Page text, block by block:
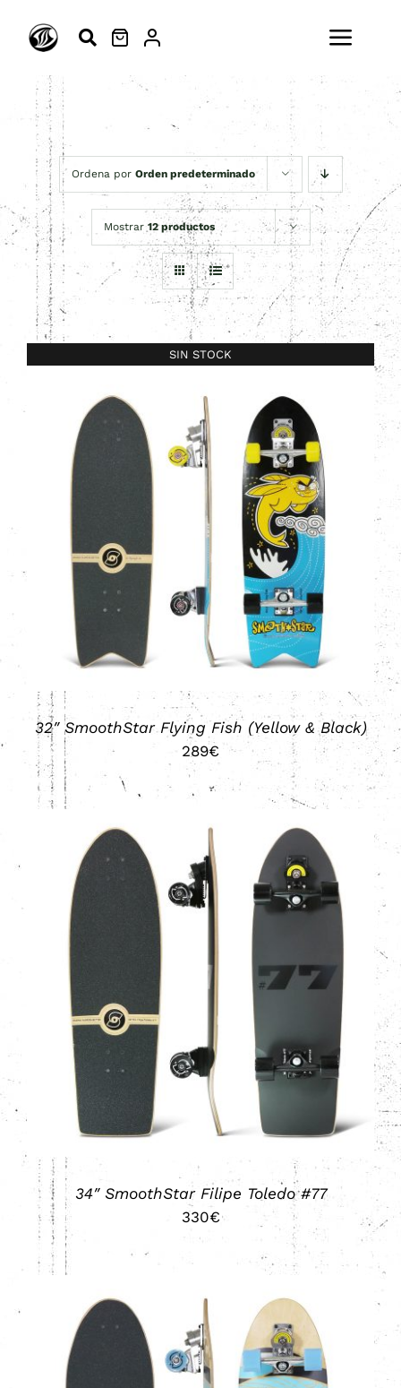
ESCUELA
SURFSKATE
SURF
MODA
ACTIVIDADES
Ordena por Orden predeterminado
Mostrar 12 productos
SIN STOCK
DETALLES
32″ SmoothStar Flying Fish (Yellow & Black)
289€
Valorado
AÑADIR AL CARRITO DETALLES
34″ SmoothStar Filipe Toledo #77
330€